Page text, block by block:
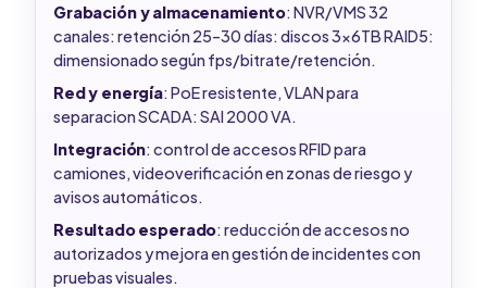
Grabación y almacenamiento: NVR/VMS 32
canales: retención 25–30 días: discos 3x6TB RAID5:
dimensionado según fps/bitrate/retención.
Red y energía: PoE resistente, VLAN para
separacion SCADA: SAI 2000 VA.
Integración: control de accesos RFID para
camiones, videoverificación en zonas de riesgo y
avisos automáticos.
Resultado esperado: reducción de accesos no
autorizados y mejora en gestión de incidentes con
pruebas visuales.